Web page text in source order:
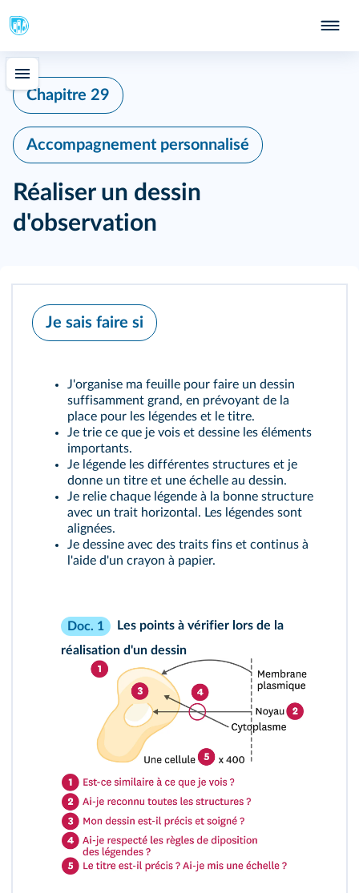
Chapitre 29
Accompagnement personnalisé
Réaliser un dessin
d'observation
Je sais faire si
J'organise ma feuille pour faire un dessin
suffisamment grand, en prévoyant de la
place pour les légendes et le titre.
Je trie ce que je vois et dessine les éléments
importants.
Je légende les différentes structures et je
donne un titre et une échelle au dessin.
Je relie chaque légende à la bonne structure
avec un trait horizontal. Les légendes sont
alignées.
Je dessine avec des traits fins et continus à
l'aide d'un crayon à papier.
Doc. 1
Les points à vérifier lors de la
réalisation d'un dessin